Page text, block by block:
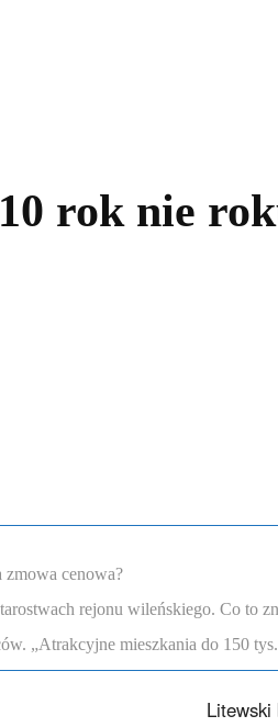
rok nie
zmowa cenowa?
rejonu wileńskiego. Co to
„Atrakcyjne mieszkania do 150
Litewski